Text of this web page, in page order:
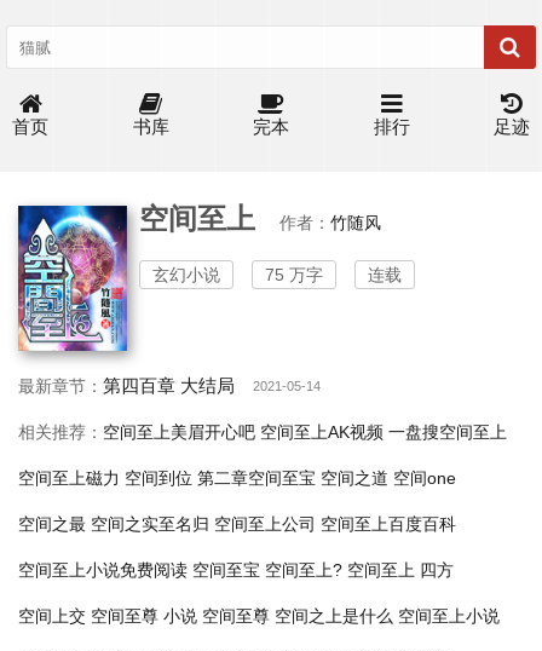
首页 书库 完本 排行 足迹
空间至上 作者： 竹随风
玄幻小说 75 万字 连载
最新章节： 第四百章 大结局 2021-05-14
相关推荐： 空间至上美眉开心吧 空间至上AK视频 一盘搜空间至上
空间至上磁力 空间到位 第二章空间至宝 空间之道 空间one
空间之最 空间之实至名归 空间至上公司 空间至上百度百科
空间至上小说免费阅读 空间至宝 空间至上? 空间至上 四方
空间上交 空间至尊 小说 空间至尊 空间之上是什么 空间至上小说